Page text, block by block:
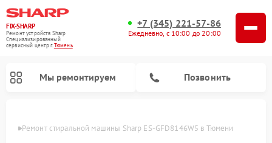
FIX-SHARP
Ремонт устройств Sharp
Специализированный
cервисный центр г.Тюмень
+7 (345) 221-57-86
Ежедневно, с 10:00 до 20:00
Мы ремонтируем Позвонить
Ремонт стиральной машины Sharp ES-GFD8146W5 в Тюмени